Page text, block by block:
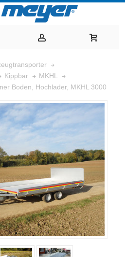
Kippbar
MKHL
Boden, Hochlader, MKHL 3000